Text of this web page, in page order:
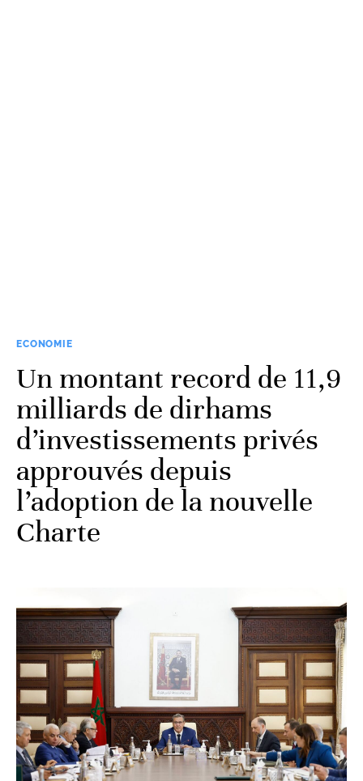
ECONOMIE
Un montant record de 11,9
milliards de dirhams
d’investissements privés
approuvés depuis
l’adoption de la nouvelle
Charte